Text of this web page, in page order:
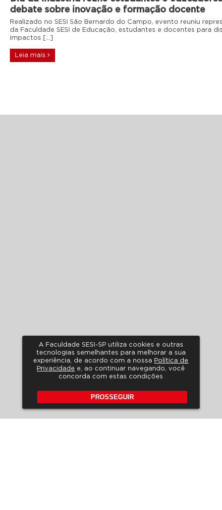
debate sobre inovação e formação docente
Realizado no SESI São Bernardo do Campo, evento reuniu
da Faculdade SESI de Educação, estudantes e docentes para
impactos […]
Leia mais
A Faculdade SESI-SP utiliza cookies e outras
tecnologias semelhantes para melhorar a sua
experiência, de acordo com a nossa Política de
Privacidade e, ao continuar navegando, você
concorda com estas condições
PROSSEGUIR